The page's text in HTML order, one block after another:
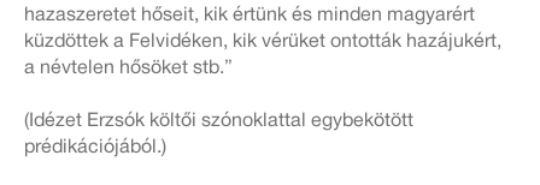
hazaszeretet hőseit, kik értünk és minden magyarért
küzdöttek a Felvidéken, kik vérüket ontották hazájukért,
a névtelen hősöket stb.”
(Idézet Erzsók költői szónoklattal egybekötött
prédikációjából.)